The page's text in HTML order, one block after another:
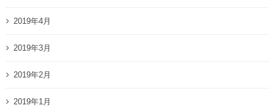
2019年4月
2019年3月
2019年2月
2019年1月